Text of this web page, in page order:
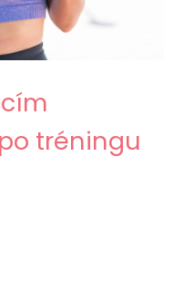
tréningu